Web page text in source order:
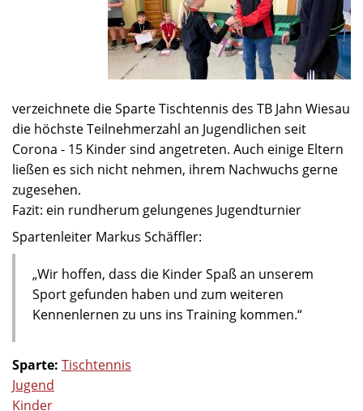
verzeichnete die Sparte Tischtennis des TB Jahn Wiesau
die höchste Teilnehmerzahl an Jugendlichen seit
Corona - 15 Kinder sind angetreten. Auch einige Eltern
ließen es sich nicht nehmen, ihrem Nachwuchs gerne
zugesehen.
Fazit: ein rundherum gelungenes Jugendturnier
Spartenleiter Markus Schäffler:
„Wir hoffen, dass die Kinder Spaß an unserem
Sport gefunden haben und zum weiteren
Kennenlernen zu uns ins Training kommen.“
Sparte: Tischtennis
Jugend
Kinder